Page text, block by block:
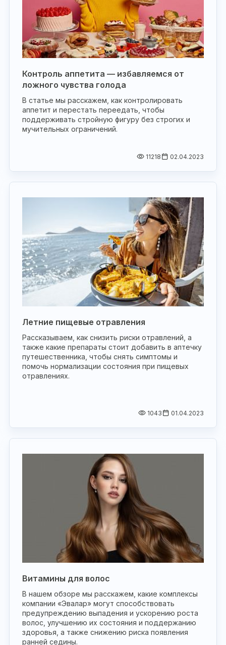
Контроль аппетита — избавляемся от
ложного чувства голода
В статье мы расскажем, как контролировать
аппетит и перестать переедать, чтобы
поддерживать стройную фигуру без строгих и
мучительных ограничений.
11218 02.04.2023
Летние пищевые отравления
Рассказываем, как снизить риски отравлений, а
также какие препараты стоит добавить в аптечку
путешественника, чтобы снять симптомы и
помочь нормализации состояния при пищевых
отравлениях.
1043 01.04.2023
Витамины для волос
В нашем обзоре мы расскажем, какие комплексы
компании «Эвалар» могут способствовать
предупреждению выпадения и ускорению роста
волос, улучшению их состояния и поддержанию
здоровья, а также снижению риска появления
ранней седины.